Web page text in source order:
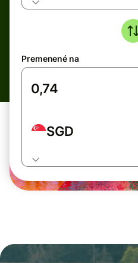
Premenené na
SGD